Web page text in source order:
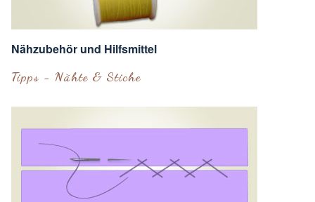
Nähzubehör und Hilfsmittel
Tipps - Nähte & Stiche